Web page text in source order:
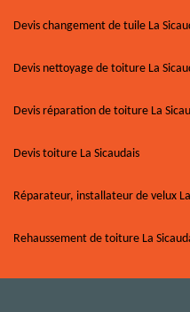
Devis changement de tuile La
Devis nettoyage de toiture La
Devis réparation de toiture La
Devis toiture La Sicaudais
Réparateur, installateur de velux
Rehaussement de toiture La